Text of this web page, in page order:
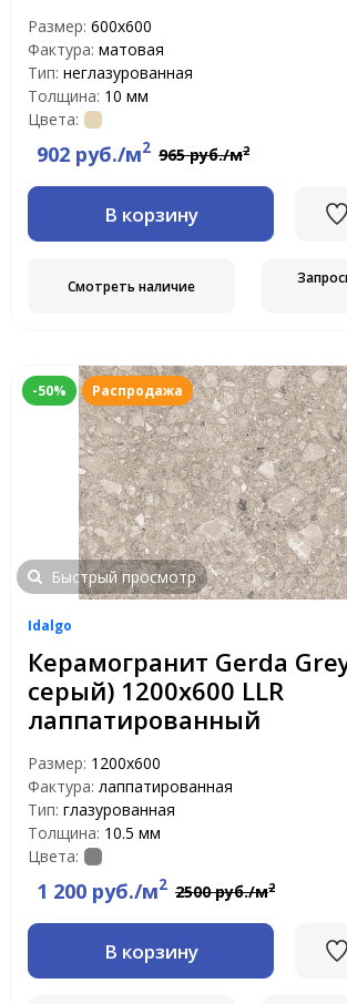
Размер: 600х600
Фактура: матовая
Тип: неглазурованная
Толщина: 10 мм
Цвета:
902 руб./м2 965 руб./м2
В корзину
Смотреть наличие
-50% Распродажа
Быстрый просмотр
Idalgo
Керамогранит Gerda
серый) 1200х600 LLR
лаппатированный
Размер: 1200х600
Фактура: лаппатированная
Тип: глазурованная
Толщина: 10.5 мм
Цвета:
1 200 руб./м2 2500 руб./м2
В корзину